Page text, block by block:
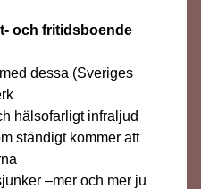
och fritidsboende
dessa (Sveriges
hälsofarligt infraljud
ständigt kommer att
–mer och mer ju